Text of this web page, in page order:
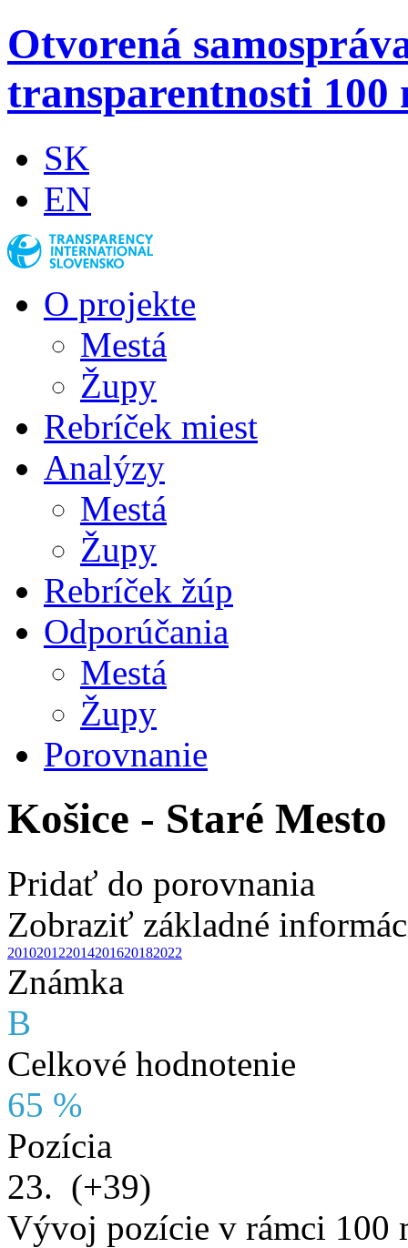
Otvorená
transparentnosti 100
SK
EN
O projekte
Mestá
Župy
Rebríček miest
Analýzy
Mestá
Župy
Rebríček žúp
Odporúčania
Mestá
Župy
Porovnanie
Košice - Staré Mesto
Pridať do porovnania
Zobraziť základné
201020122014201620182022
Známka
B
Celkové hodnotenie
65 %
Pozícia
23. (+39)
Vývoj pozície v rámci 100